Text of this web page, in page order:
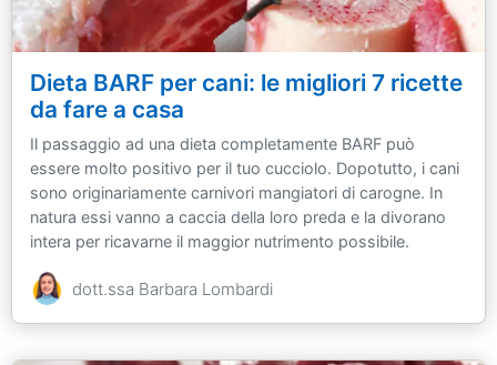
Dieta BARF per cani: le migliori 7 ricette
da fare a casa
Il passaggio ad una dieta completamente BARF può
essere molto positivo per il tuo cucciolo. Dopotutto, i cani
sono originariamente carnivori mangiatori di carogne. In
natura essi vanno a caccia della loro preda e la divorano
intera per ricavarne il maggior nutrimento possibile.
dott.ssa Barbara Lombardi